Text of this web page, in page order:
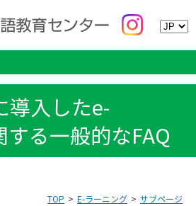
導入したe-
る一般的なFAQ
TOP E-ラーニング
サブページ